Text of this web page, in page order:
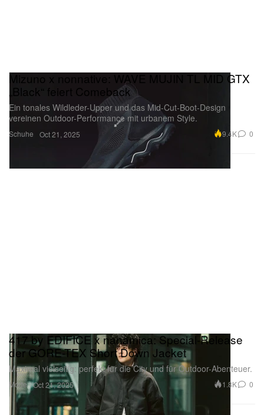
Schuhe
Mizuno x nonnative: WAVE MUJIN TL MID GTX
„Black“ feiert Comeback
Ein tonales Wildleder-Upper und das Mid-Cut-Boot-Design
vereinen Outdoor-Performance mit urbanem Style.
Oct 21, 2025 9.4K 0
Mode
417 by EDIFICE x nanamica: Special-Release
der GORE-TEX Short Down Jacket
Maximal vielseitig: perfekt für die City und für Outdoor-Abenteuer.
Oct 21, 2025 1.8K 0